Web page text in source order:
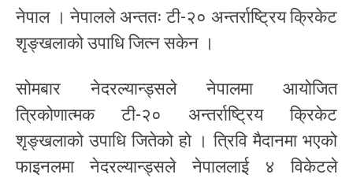
नेपाल । नेपालले अन्ततः टी-२० अन्तर्राष्ट्रिय क्रिकेट
शृङ्खलाको उपाधि जित्न सकेन ।
सोमबार नेदरल्यान्ड्सले नेपालमा आयोजित
त्रिकोणात्मक टी-२० अन्तर्राष्ट्रिय क्रिकेट
शृङ्खलाको उपाधि जितेको हो । त्रिवि मैदानमा भएको
फाइनलमा नेदरल्यान्ड्सले नेपाललाई ४ विकेटले